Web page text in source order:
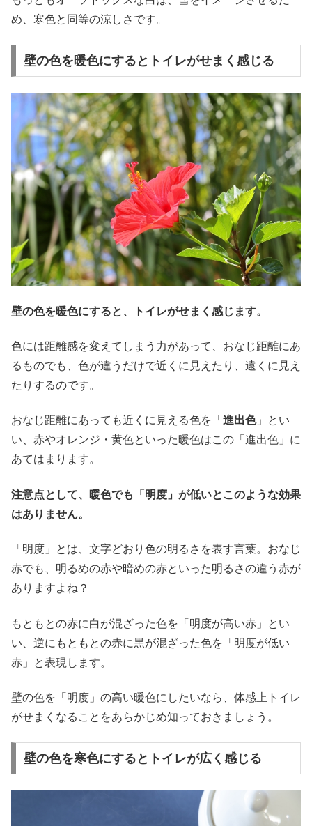
め、寒色と同等の涼しさです。
壁の色を暖色にするとトイレがせまく感じる
壁の色を暖色にすると、トイレがせまく感じます。
色には距離感を変えてしまう力があって、おなじ距離にあ
るものでも、色が違うだけで近くに見えたり、遠くに見え
たりするのです。
おなじ距離にあっても近くに見える色を「 進出色」とい
い、赤やオレンジ・黄色といった暖色はこの「進出色」に
あてはまります。
注意点として、暖色でも「明度」が低いとこのような効果
はありません。
「明度」とは、文字どおり色の明るさを表す言葉。おなじ
赤でも、明るめの赤や暗めの赤といった明るさの違う赤が
ありますよね？
もともとの赤に白が混ざった色を「明度が高い赤」とい
い、逆にもともとの赤に黒が混ざった色を「明度が低い
赤」と表現します。
壁の色を「明度」の高い暖色にしたいなら、体感上トイレ
がせまくなることをあらかじめ知っておきましょう。
壁の色を寒色にするとトイレが広く感じる